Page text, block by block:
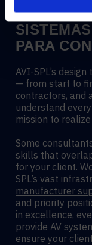
APOYO
PARA
AVI-SPL’s
— from start to
contractors, and
understand
mission to realize
Some
skills that
for your client.
SPL’s vast
manufacturer
and priority
in excellence,
provide AV
ensure your